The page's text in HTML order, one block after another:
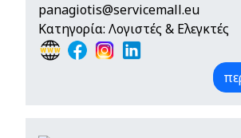
panagiotis@servicemall.eu
Κατηγορία: Λογιστές & Ελεγκτές